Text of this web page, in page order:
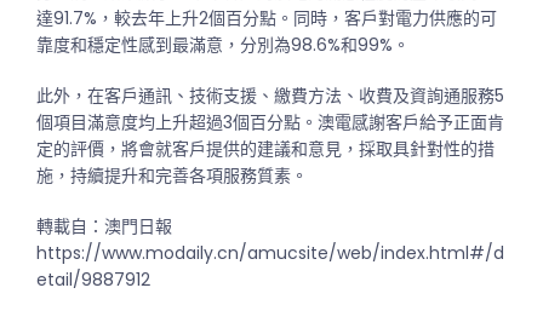
達91.7%，較去年上升2個百分點。同時，客戶對電力供應的可
靠度和穩定性感到最滿意，分別為98.6%和99%。
此外，在客戶通訊、技術支援、繳費方法、收費及資詢通服務5
個項目滿意度均上升超過3個百分點。澳電感謝客戶給予正面肯
定的評價，將會就客戶提供的建議和意見，採取具針對性的措
施，持續提升和完善各項服務質素。
轉載自：澳門日報
https://www.modaily.cn/amucsite/web/index.html#/d
etail/9887912